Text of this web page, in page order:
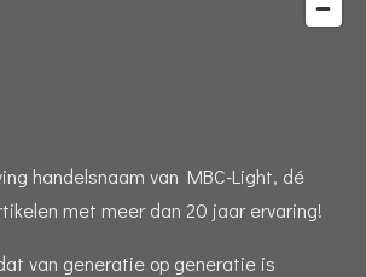
handelsnaam van MBC-Light, dé
met meer dan 20 jaar ervaring!
van generatie op generatie is